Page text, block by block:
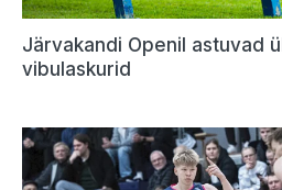
Järvakandi Openil astuvad
vibulaskurid